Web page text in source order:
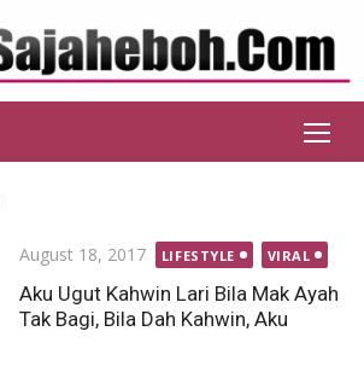
Posted
on
August 18, 2017 LIFESTYLE VIRAL
Aku Ugut Kahwin Lari Bila Mak Ayah
Tak Bagi, Bila Dah Kahwin, Aku